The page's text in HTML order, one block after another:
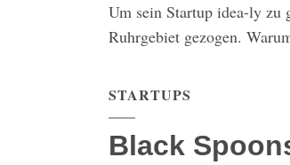
Um sein Startup idea-ly zu
Ruhrgebiet gezogen.
STARTUPS
Black